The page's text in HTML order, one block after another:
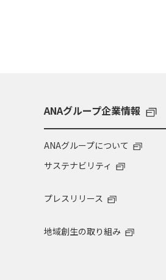
ANAグループ企業情報
ANAグループについて
サステナビリティ
プレスリリース
地域創生の取り組み